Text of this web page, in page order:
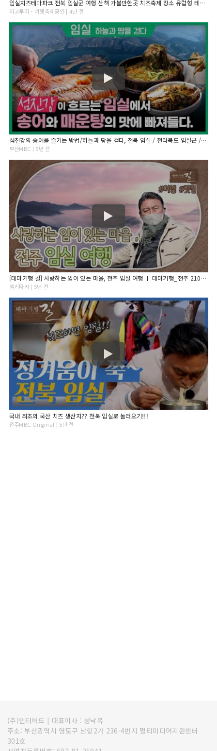
임실치즈테마파크 전북 임실군 여행 산책 가볼만한곳 치즈축제 장소 유럽형 테마공원
지고투어 - 여행축제공연 | 4년 전
섬진강의 송어를 즐기는 방법/하늘과 땅을 걷다, 전북 임실 / 전라북도 임실군 / 봄맞이여행 / 봄 / 테마기행길 / 최주봉 / 부산MBC 20210408방송
부산MBC | 5년 전
[테마기행 길] 사랑하는 임이 있는 마을, 전주 임실 여행 ㅣ 테마기행_전주 210402방송
엠키타카 | 5년 전
국내 최초의 국산 치즈 생산지?? 전북 임실로 놀러오기!!!
전주MBC Original | 5년 전
(주)인터버드 | 대표이사 : 성낙복
주소: 부산광역시 영도구 남항2가 236-4번지 멀티미디어지원센터
301호